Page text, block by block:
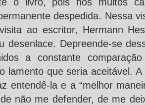
despedida. Nessa
ao escritor, Hermann
desenlace. Depreende-se
a constante
lamento que seria aceitável.
entendê-la e a “melhor
não me defender, de me